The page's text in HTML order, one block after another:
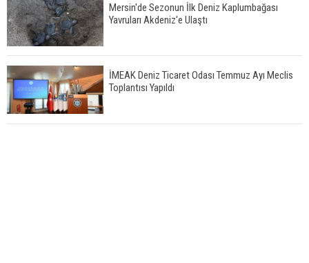
Mersin'de Sezonun İlk Deniz Kaplumbağası
Yavruları Akdeniz'e Ulaştı
İMEAK Deniz Ticaret Odası Temmuz Ayı Meclis
Toplantısı Yapıldı